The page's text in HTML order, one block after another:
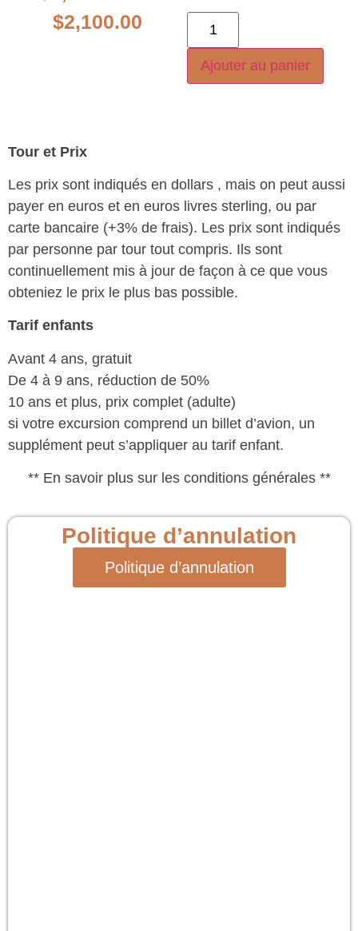
$2,100.00
Ajouter au panier
Tour et Prix
Les prix sont indiqués en dollars , mais on peut aussi
payer en euros et en euros livres sterling, ou par
carte bancaire (+3% de frais). Les prix sont indiqués
par personne par tour tout compris. Ils sont
continuellement mis à jour de façon à ce que vous
obteniez le prix le plus bas possible.
Tarif enfants
Avant 4 ans, gratuit
De 4 à 9 ans, réduction de 50%
10 ans et plus, prix complet (adulte)
si votre excursion comprend un billet d’avion, un
supplément peut s’appliquer au tarif enfant.
** En savoir plus sur les conditions générales **
Politique d’annulation
Politique d’annulation